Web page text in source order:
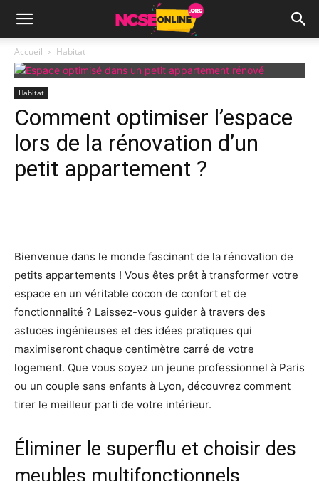
Accueil Habitat
Habitat
Comment optimiser l’espace
lors de la rénovation d’un
petit appartement ?
Bienvenue dans le monde fascinant de la rénovation de
petits appartements ! Vous êtes prêt à transformer votre
espace en un véritable cocon de confort et de
fonctionnalité ? Laissez-vous guider à travers des
astuces ingénieuses et des idées pratiques qui
maximiseront chaque centimètre carré de votre
logement. Que vous soyez un jeune professionnel à Paris
ou un couple sans enfants à Lyon, découvrez comment
tirer le meilleur parti de votre intérieur.
Éliminer le superflu et choisir des
meubles multifonctionnels